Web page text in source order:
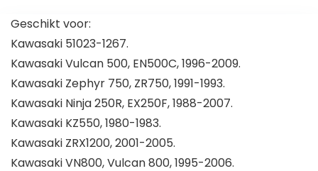
Geschikt voor:
Kawasaki 51023-1267.
Kawasaki Vulcan 500, EN500C, 1996-2009.
Kawasaki Zephyr 750, ZR750, 1991-1993.
Kawasaki Ninja 250R, EX250F, 1988-2007.
Kawasaki KZ550, 1980-1983.
Kawasaki ZRX1200, 2001-2005.
Kawasaki VN800, Vulcan 800, 1995-2006.